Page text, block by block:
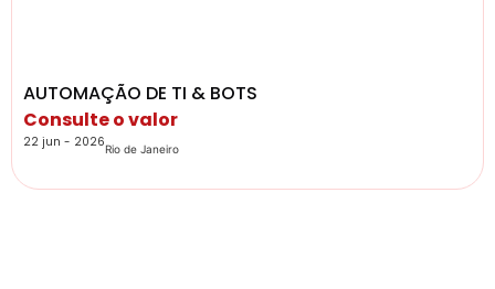
AUTOMAÇÃO DE TI & BOTS
Consulte o valor
22 jun - 2026Rio de Janeiro